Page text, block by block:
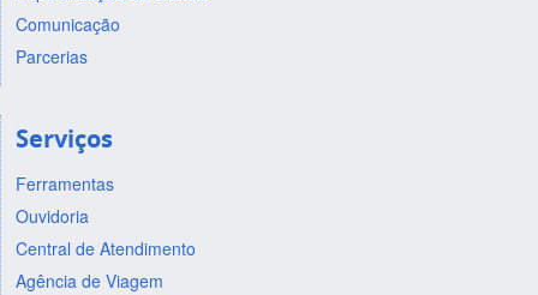
Comunicação
Parcerias
Serviços
Ferramentas
Ouvidoria
Central de Atendimento
Agência de Viagem